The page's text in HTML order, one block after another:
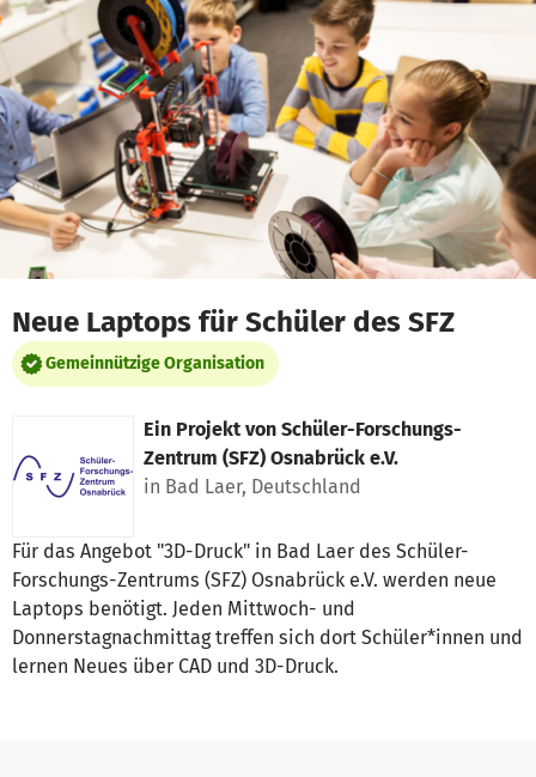
Zum Hauptinhalt springen
Erklärung zur Barrierefreiheit anzeigen
Neue Laptops für Schüler des SFZ
Gemeinnützige Organisation
Ein Projekt von Schüler-Forschungs-
Zentrum (SFZ) Osnabrück e.V.
in Bad Laer, Deutschland
Für das Angebot "3D-Druck" in Bad Laer des Schüler-
Forschungs-Zentrums (SFZ) Osnabrück e.V. werden neue
Laptops benötigt. Jeden Mittwoch- und
Donnerstagnachmittag treffen sich dort Schüler*innen und
lernen Neues über CAD und 3D-Druck.